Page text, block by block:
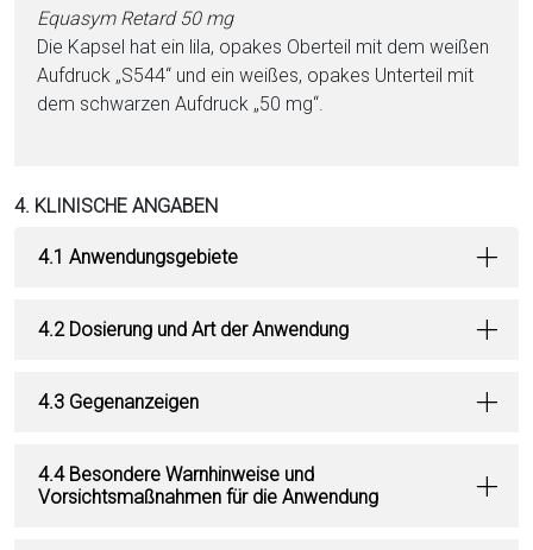
Equasym Retard 50 mg
Die Kapsel hat ein lila, opakes Oberteil mit dem wei­ßen
Aufdruck „S544“ und ein wei­ßes, opakes Unterteil mit
dem schwarzen Aufdruck „50 mg“.
4. KLINISCHE ANGABEN
4.1 Anwendungsgebiete
4.2 Dosierung und Art der Anwendung
4.3 Gegenanzeigen
4.4 Besondere Warnhinweise und
Vorsichtsmaßnahmen für die Anwendung